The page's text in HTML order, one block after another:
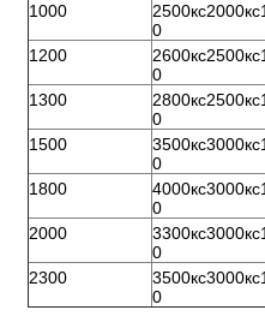
1000
0
1200
0
1300
0
1500
0
1800
0
2000
0
2300
0